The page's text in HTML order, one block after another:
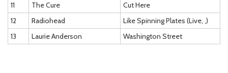
11 The Cure
Cut Here
12
Radiohead
Like Spinning Plates (Live, ,)
13
Laurie Anderson Washington Street